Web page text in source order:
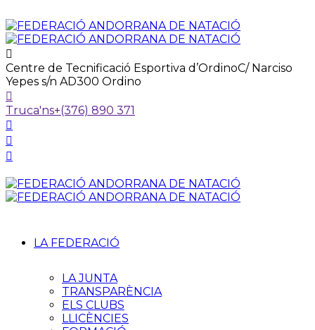
Centre de Tecnificació Esportiva d’OrdinoC/ Narciso
Yepes s/n AD300 Ordino
Truca'ns+(376) 890 371
LA FEDERACIÓ
LA JUNTA
TRANSPARÈNCIA
ELS CLUBS
LLICÈNCIES